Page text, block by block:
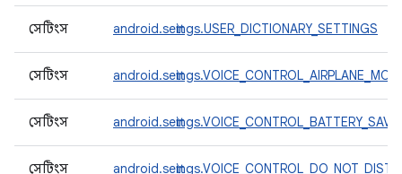
সেটিংস android.settings.USER_DICTIONARY_SETTINGS
সেটিংস
সেটিংস
সেটিংস